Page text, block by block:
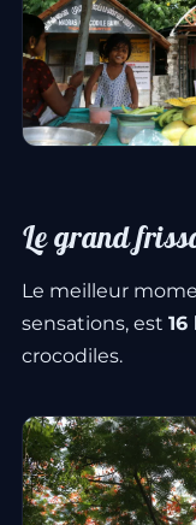
Le grand
Le meilleur
sensations, est 16
crocodiles.